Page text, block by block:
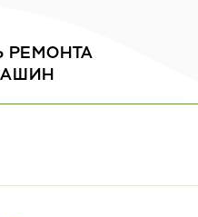
РЕМОНТА